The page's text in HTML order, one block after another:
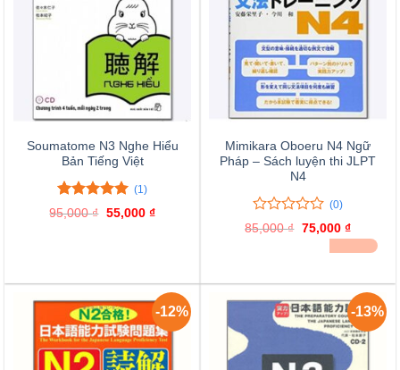
Soumatome N3 Nghe Hiểu
Bản Tiếng Việt
5.00trên 5
1
đánh giá
(1)
95,000₫ Giá
55,000 ₫Giá
Mimikara Oboeru N4 Ngữ
Pháp – Sách luyện thi JLPT
N4
0
trên
0
giá
(0)
85,000₫ Giá
75,000 ₫Giá
hiện
tại
-12% -13%